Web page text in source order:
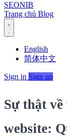
SEONIB
Trang chủ Blog
English
简体中文
Sign in Sign up
Sự thật
website: